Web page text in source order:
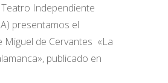
Teatro Independiente
presentamos el
Miguel de Cervantes «La
publicado en